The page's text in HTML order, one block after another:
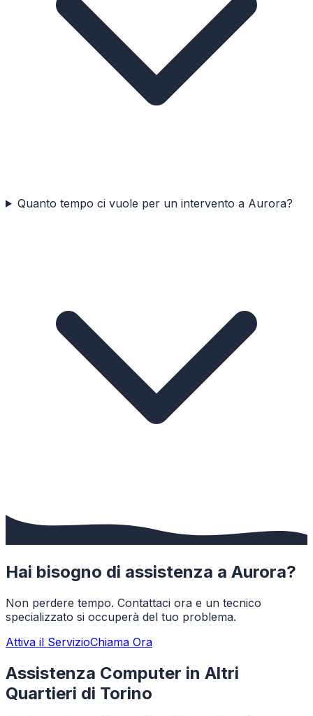
Quanto tempo ci vuole per un intervento a Aurora?
Hai bisogno di assistenza a Aurora?
Non perdere tempo. Contattaci ora e un tecnico
specializzato si occuperà del tuo problema.
Attiva il ServizioChiama Ora
Assistenza Computer in Altri
Quartieri di Torino